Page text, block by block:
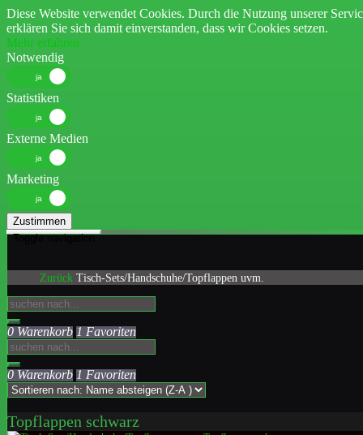
Diese Website verwendet Cookies. Durch die Nutzung unserer
erklären Sie sich damit einverstanden, dass wir Cookies setzen.
Mehr erfahren
Notwendig
Statistiken
Externe Medien
Marketing
Zustimmen
Toggle navigation
Zurück Tisch-Sets/Handschuhe/Topflappen uvm.
0 Warenkorb 1 Favoriten
0 Warenkorb 1 Favoriten
Topflappen schwarz